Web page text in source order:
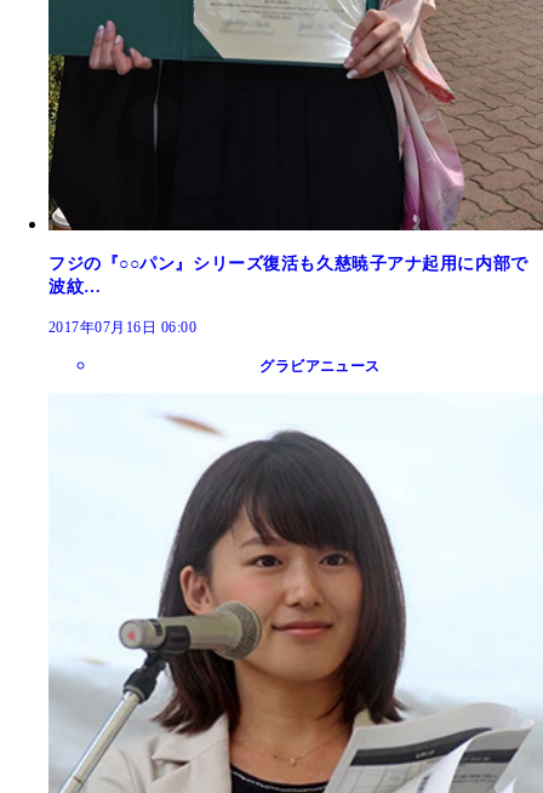
フジの『○○パン』シリーズ復活も久慈暁子アナ起用に内部で
波紋…
2017年07月16日 06:00
グラビアニュース